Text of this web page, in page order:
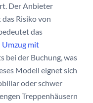
Der Anbieter
Risiko von
das
Umzug mit
bei der Buchung, was
Modell eignet sich
oder schwer
Treppenhäusern